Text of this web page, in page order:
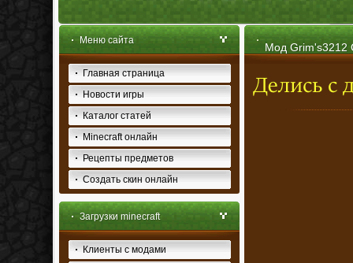
Меню сайта
Главная страница
Новости игры
Каталог статей
Minecraft онлайн
Рецепты предметов
Создать скин онлайн
Загрузки minecraft
Клиенты с модами
Мод Grim's3212